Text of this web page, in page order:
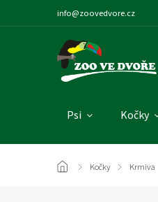
info@zoovedvore.cz
Psi Kočky
/ Kočky / Krmiva